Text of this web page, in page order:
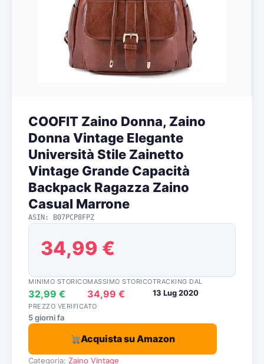
COOFIT Zaino Donna, Zaino
Donna Vintage Elegante
Università Stile Zainetto
Vintage Grande Capacità
Backpack Ragazza Zaino
Casual Marrone
ASIN: B07PCP8FPZ
34,99 €
MINIMO STORICO
32,99 €
MASSIMO STORICO
34,99 €
TRACKING DAL
13 Lug 2020
PREZZO VERIFICATO
5 giorni fa
Acquista su Amazon
Categoria: Zaino Vintage